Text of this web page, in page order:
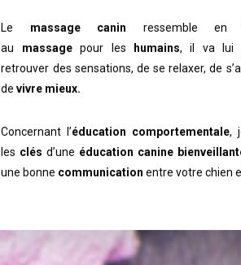
Le massage canin ressemble en
au massagepour les humains, il va lui
retrouver des sensations, de se relaxer, de
devivre mieux.
Concernant l’éducation comportementale,
les clés d’une éducation canine
une bonne communication entre votre chien